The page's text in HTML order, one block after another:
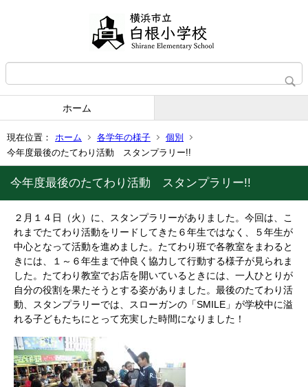
ホーム
現在位置： ホーム 各学年の様子
個別
今年度最後のたてわり活動 スタンプラリー!!
今年度最後のたてわり活動 スタンプラリー!!
２月１４日（火）に、スタンプラリーがありました。今回は、こ
れまでたてわり活動をリードしてきた６年生ではなく、５年生が
中心となって活動を進めました。たてわり班で各教室をまわると
きには、１～６年生まで仲良く協力して行動する様子が見られま
した。たてわり教室でお店を開いているときには、一人ひとりが
自分の役割を果たそうとする姿がありました。最後のたてわり活
動、スタンプラリーでは、スローガンの「SMILE」が学校中に溢
れる子どもたちにとって充実した時間になりました！